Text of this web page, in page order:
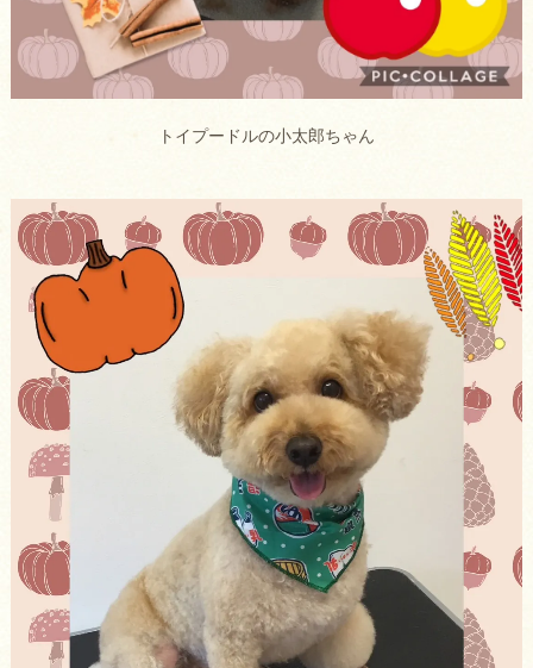
トイプードルの小太郎ちゃん